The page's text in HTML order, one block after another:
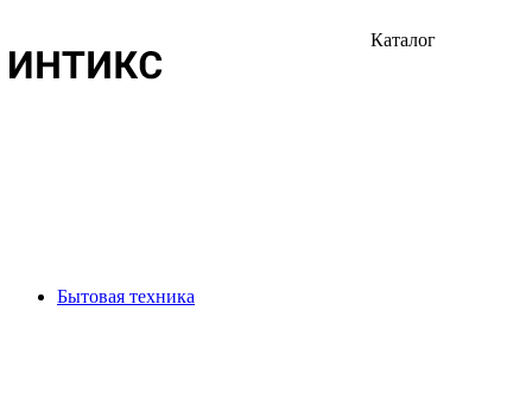
Каталог
Бытовая техника